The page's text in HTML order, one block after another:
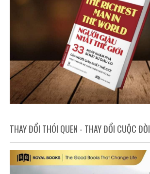
THAY ĐỔI THÓI QUEN - THAY ĐỔI CUỘC ĐỜI